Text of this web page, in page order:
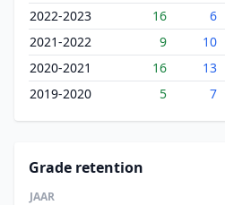
2022-2023
16 6
2021-2022
9 10
2020-2021
16 13
2019-2020
5 7
Grade retention
JAAR